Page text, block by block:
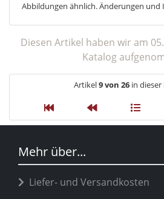
Abbildungen ähnlich. Änderungen
Diesen Artikel haben wir am
Katalog
Artikel9 von 26in dieser
Mehr über...
Liefer- und Versandkosten